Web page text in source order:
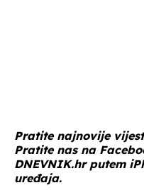
Pratite najnovije
Pratite nas na
DNEVNIK.hrputem
uređaja.